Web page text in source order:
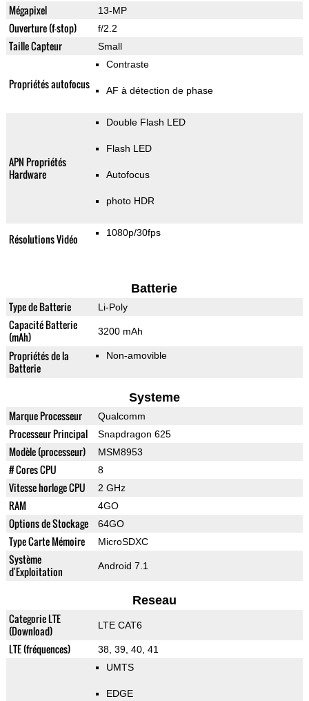
Mégapixel 13-MP
Ouverture (f-stop) f/2.2
Taille Capteur Small
Propriétés autofocus
Contraste
AF à détection de phase
APN Propriétés
Hardware
Double Flash LED
Flash LED
Autofocus
photo HDR
Résolutions Vidéo 1080p/30fps
Batterie
Type de Batterie Li-Poly
Capacité Batterie
(mAh)
3200 mAh
Propriétés de la
Batterie
Non-amovible
Systeme
Marque Processeur Qualcomm
Processeur Principal Snapdragon 625
Modèle (processeur) MSM8953
# Cores CPU 8
Vitesse horloge CPU 2 GHz
RAM 4GO
Options de Stockage 64GO
Type Carte Mémoire MicroSDXC
Système
d'Exploitation
Android 7.1
Reseau
Categorie LTE
(Download)
LTE CAT6
LTE (fréquences)
38, 39, 40, 41
UMTS
EDGE